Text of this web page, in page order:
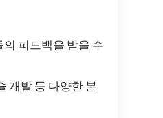
피드백을 받을 수
개발 등 다양한 분